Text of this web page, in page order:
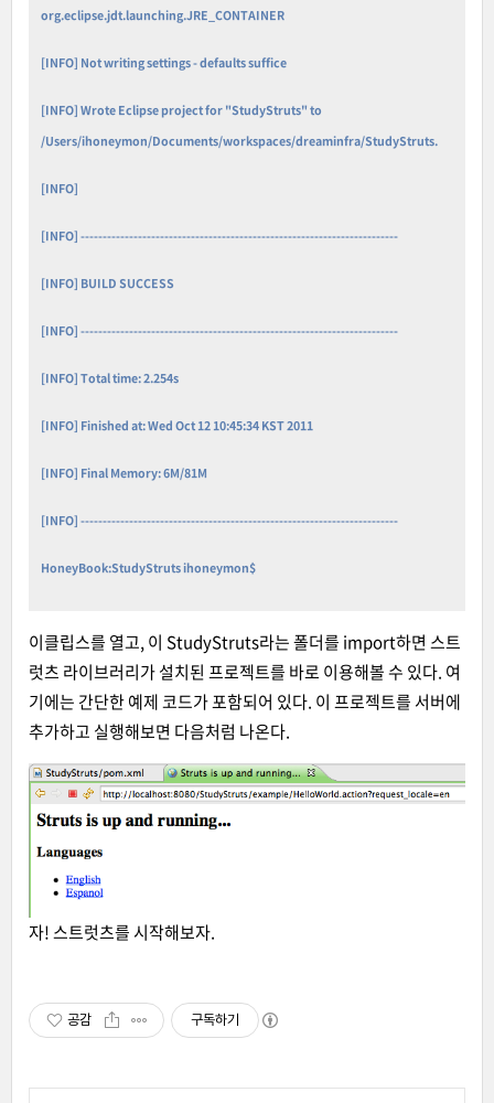
org.eclipse.jdt.launching.JRE_CONTAINER
[INFO] Not writing settings - defaults suffice
[INFO] Wrote Eclipse project for "StudyStruts" to
/Users/ihoneymon/Documents/workspaces/dreaminfra/StudyStruts.
[INFO]
[INFO] ------------------------------------------------------------------------
[INFO] BUILD SUCCESS
[INFO] ------------------------------------------------------------------------
[INFO] Total time: 2.254s
[INFO] Finished at: Wed Oct 12 10:45:34 KST 2011
[INFO] Final Memory: 6M/81M
[INFO] ------------------------------------------------------------------------
HoneyBook:StudyStruts ihoneymon$
이클립스를 열고, 이 StudyStruts라는 폴더를 import하면 스트
럿츠 라이브러리가 설치된 프로젝트를 바로 이용해볼 수 있다. 여
기에는 간단한 예제 코드가 포함되어 있다. 이 프로젝트를 서버에
추가하고 실행해보면 다음처럼 나온다.
자! 스트럿츠를 시작해보자.
공감 구독하기